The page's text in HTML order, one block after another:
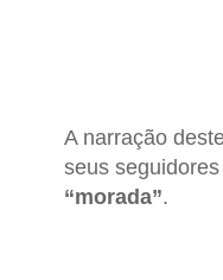
A narração
seus
“morada”.